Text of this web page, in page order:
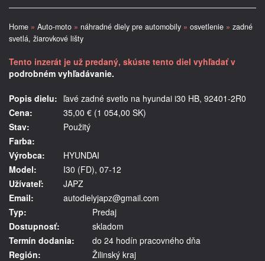
Home » Auto-moto » náhradné diely pre automobily » osvetlenie » zadné
svetlá, žiarovkové lišty
Tento inzerát je už predaný, skúste tento diel vyhľadať v
podrobném vyhľadávanie.
Popis dielu: ľavé zadné svetlo na hyundai i30 HB, 92401-2R0
Cena:
35,00 € (1 054,00 SK)
Stav:
Použitý
Farba:
Výrobca:
HYUNDAI
Model:
I30 (FD), 07-12
Užívateľ:
JAPZ
Email:
autodielyjapz@gmail.com
Typ:
Predaj
Dostupnosť:
skladom
Termín dodania:
do 24 hodín pracovného dňa
Región:
Žilinský kraj